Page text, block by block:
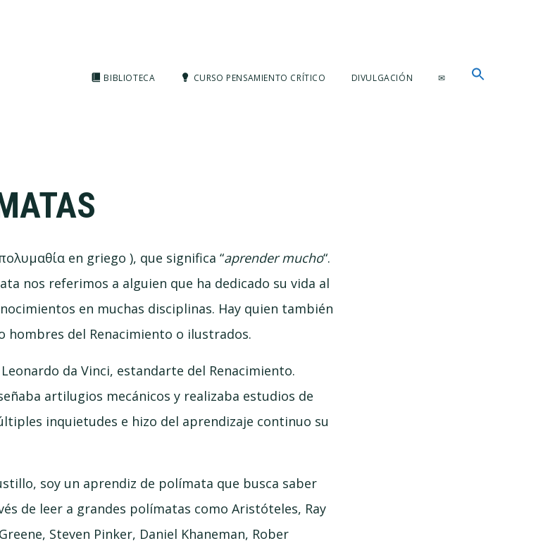
BIBLIOTECA CURSO PENSAMIENTO CRÍTICO DIVULGACIÓN ✉
en griego ), que significa “aprender mucho“.
nos referimos a alguien que ha dedicado su vida al
en muchas disciplinas. Hay quien también
hombres del Renacimiento o ilustrados.
da Vinci, estandarte del Renacimiento.
artilugios mecánicos y realizaba estudios de
inquietudes e hizo del aprendizaje continuo su
soy un aprendiz de polímata que busca saber
de leer a grandes polímatas como Aristóteles, Ray
Steven Pinker, Daniel Khaneman, Rober